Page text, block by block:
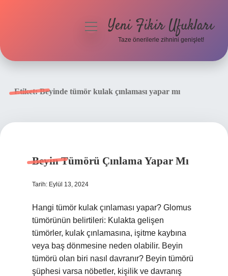
menüyüYeni Fikir Ufukları
Taze önerilerle zihnini genişlet!
Etiket:Beyinde tümör kulak çınlaması yapar mı
Beyin Tümörü Çınlama Yapar Mı
Tarih: Eylül 13, 2024
Hangi tümör kulak çınlaması yapar? Glomus
tümörünün belirtileri: Kulakta gelişen
tümörler, kulak çınlamasına, işitme kaybına
veya baş dönmesine neden olabilir. Beyin
tümörü olan biri nasıl davranır? Beyin tümörü
şüphesi varsa nöbetler, kişilik ve davranış